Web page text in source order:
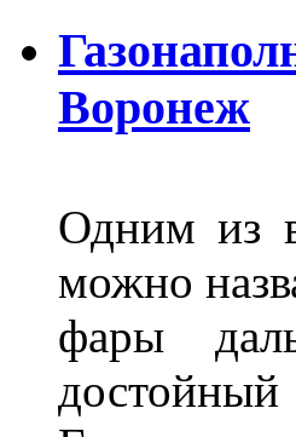
Воронеж
Одним из
можно
фары